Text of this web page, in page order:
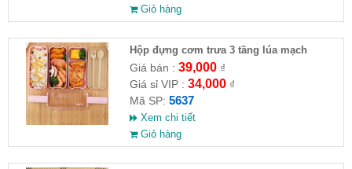
Giỏ hàng
Hộp đựng cơm trưa 3 tầng lúa mạch
Giá bán : 39,000₫
Giá sỉ VIP : 34,000₫
Mã SP: 5637
Xem chi tiết
Giỏ hàng